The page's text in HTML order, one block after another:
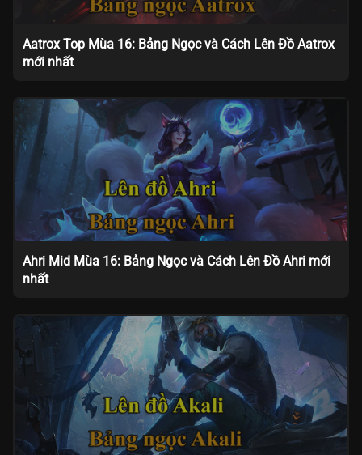
Aatrox Top Mùa 16: Bảng Ngọc và Cách Lên Đồ Aatrox
mới nhất
Ahri Mid Mùa 16: Bảng Ngọc và Cách Lên Đồ Ahri mới
nhất